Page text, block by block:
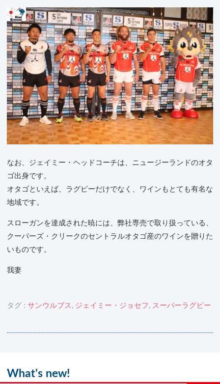
なお、ジェイミー・ヘッドコーチは、ニュージーランドのオタ
ゴ出身です。
オタゴといえば、ラグビーだけでなく、ワインもとても有名な
地域です。
スローガンを達成された暁には、弊社専売で取り扱っている、
クーパーズ・クリークのセントラルオタゴ産のワインを贈りた
いものです。
我妻
タグ : サンウルブス , ジェイミー・ジョセフ , スーパーラグビー
What's new!